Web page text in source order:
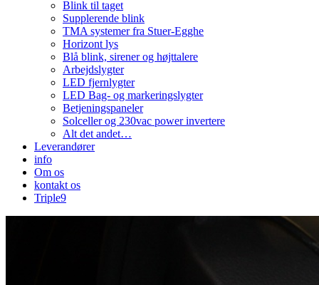
Blink til taget
Supplerende blink
TMA systemer fra Stuer-Egghe
Horizont lys
Blå blink, sirener og højttalere
Arbejdslygter
LED fjernlygter
LED Bag- og markeringslygter
Betjeningspaneler
Solceller og 230vac power invertere
Alt det andet…
Leverandører
info
Om os
kontakt os
Triple9